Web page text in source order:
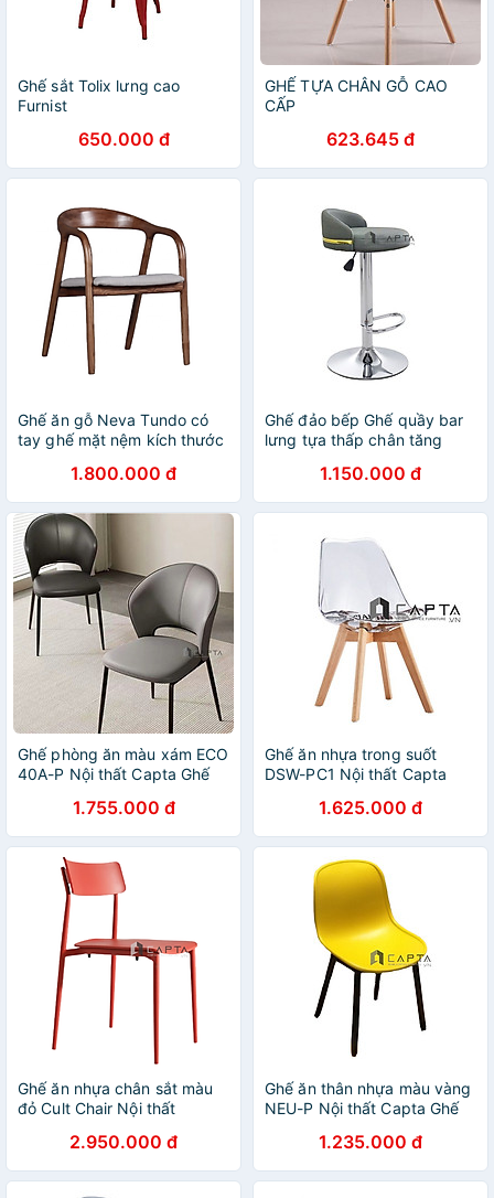
Ghế sắt Tolix lưng cao
Furnist
650.000 đ
GHẾ TỰA CHÂN GỖ CAO
CẤP
623.645 đ
Ghế ăn gỗ Neva Tundo có
tay ghế mặt nệm kích thước
1.800.000 đ
Ghế đảo bếp Ghế quầy bar
lưng tựa thấp chân tăng
CB2291-P1.150.000 đ
Ghế phòng ăn màu xám ECO
40A-P Nội thất Capta Ghế
khung ghế sắt sơn tĩnh điện
màu đen nhập khẩu
1.755.000 đ
Ghế ăn nhựa trong suốt
DSW-PC1 Nội thất Capta
nệm DSW bọc vải hoa văn
chân ghế gỗ beech dẻ gai
1.625.000 đ
Ghế ăn nhựa chân sắt màu
đỏ Cult Chair Nội thất
hình vuông phong cách Italy
hiện đại Ghế cafe tiếp khách
xếp chồng
2.950.000 đ
Ghế ăn thân nhựa màu vàng
NEU-P Nội thất Capta Ghế
màu vàng có chân chân ghế
gỗ tự nhiên sơn Cafe
FashfoodChair
1.235.000 đ